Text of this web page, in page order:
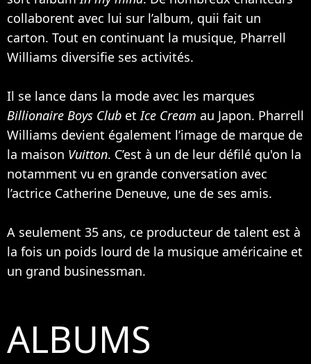
collaborent avec lui sur l’album, quii fait un
carton. Tout en continuant la musique, Pharrell
Williams diversifie ses activités.
Il se lance dans la mode avec les marques
Billionaire Boys Club etIce Cream au Japon. Pharrell
Williams devient également l’image de marque de
la maison Vuitton. C’est à un de leur défilé qu'on la
notamment vu en grande conversation avec
l’actrice Catherine Deneuve, une de ses amis.
A seulement 35 ans, ce producteur de talent est à
la fois un poids lourd de la musique américaine et
un grand businessman.
ALBUMS